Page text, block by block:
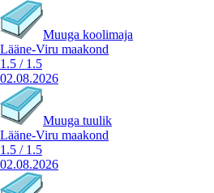
Muuga koolimaja
Lääne-Viru maakond
1.5 / 1.5
02.08.2026
Muuga tuulik
Lääne-Viru maakond
1.5 / 1.5
02.08.2026